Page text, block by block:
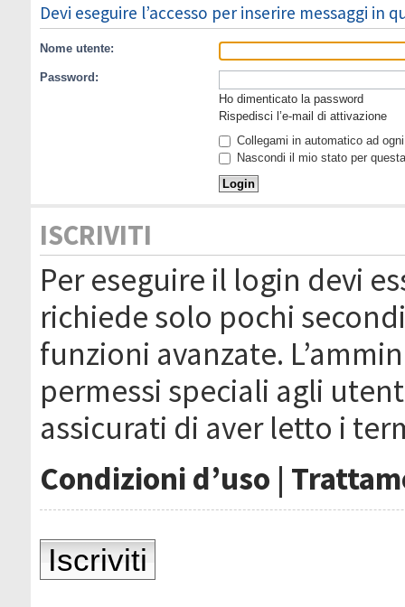
Devi eseguire l’accesso per inserire messaggi in
Nome utente:
Password:
Ho dimenticato la password
Rispedisci l’e-mail di attivazione
Collegami in automatico ad
Nascondi il mio stato per
ISCRIVITI
Per eseguire il login devi
richiede solo pochi
funzioni avanzate.
permessi speciali agli
assicurati di aver letto i
Condizioni d’uso |
Iscriviti